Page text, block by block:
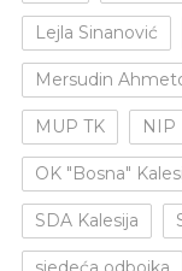
Lejla Sinanović
Mersudin
MUP TK NIP
OK "Bosna"
SDA Kalesija